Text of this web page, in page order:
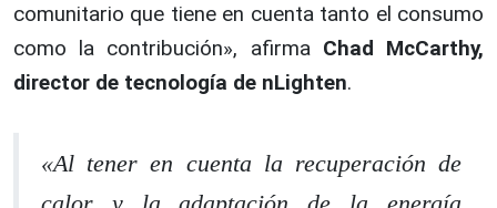
comunitario que tiene en cuenta tanto el consumo
como la contribución», afirma Chad McCarthy,
director de tecnología de nLighten.
«Al tener en cuenta la recuperación de